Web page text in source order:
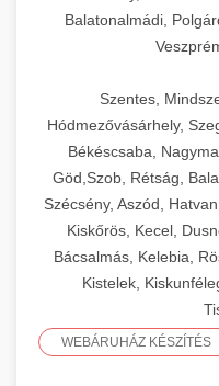
Balatonalmádi,
Szentes,
Hódmezővásárhely,
Békéscsaba,
Göd,Szob, Rétság,
Szécsény, Aszód,
Kiskőrös, Kecel,
Bácsalmás, Kelebia,
Kistelek,
WEBÁRUHÁZ KÉSZÍTÉS